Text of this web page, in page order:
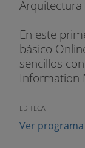
En este
básico
sencillos
Information
EDITECA
Ver programa